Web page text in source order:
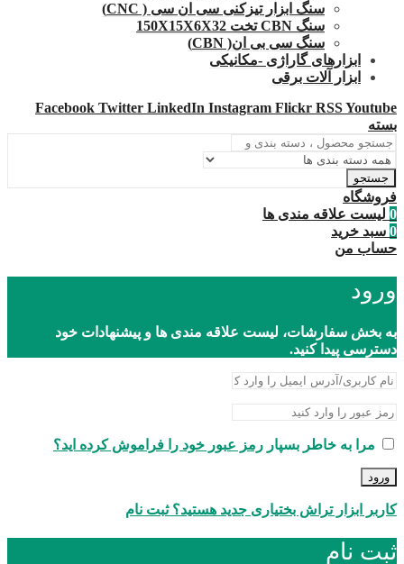
سنگ ابزار تیزکنی سی ان سی ( CNC)
سنگ CBN تخت 150X15X6X32
سنگ سی بی ان( CBN)
ابزارهای گاراژی -مکانیکی
ابزار آلات برقی
Facebook Twitter LinkedIn Instagram Flickr RSSYoutube
بسته
جستجو
فروشگاه
0 لیست علاقه مندی ها
0 سبد خرید
حساب من
ورود
به بخش سفارشات، لیست علاقه مندی ها و پیشنهادات خود
دسترسی پیدا کنید.
مرا به خاطر بسپار رمز عبور خود را فراموش کرده اید؟
ورود
کاربر ابزار تراش بختیاری جدید هستید؟ ثبت نام
ثبت نام